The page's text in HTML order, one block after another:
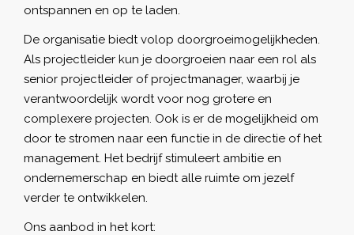
ontspannen en op te laden.
De organisatie biedt volop doorgroeimogelijkheden.
Als projectleider kun je doorgroeien naar een rol als
senior projectleider of projectmanager, waarbij je
verantwoordelijk wordt voor nog grotere en
complexere projecten. Ook is er de mogelijkheid om
door te stromen naar een functie in de directie of het
management. Het bedrijf stimuleert ambitie en
ondernemerschap en biedt alle ruimte om jezelf
verder te ontwikkelen.
Ons aanbod in het kort: